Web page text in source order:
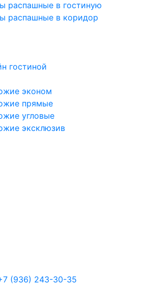
распашные в гостиную
распашные в коридор
гостиной
эконом
прямые
угловые
эксклюзив
(936) 243-30-35